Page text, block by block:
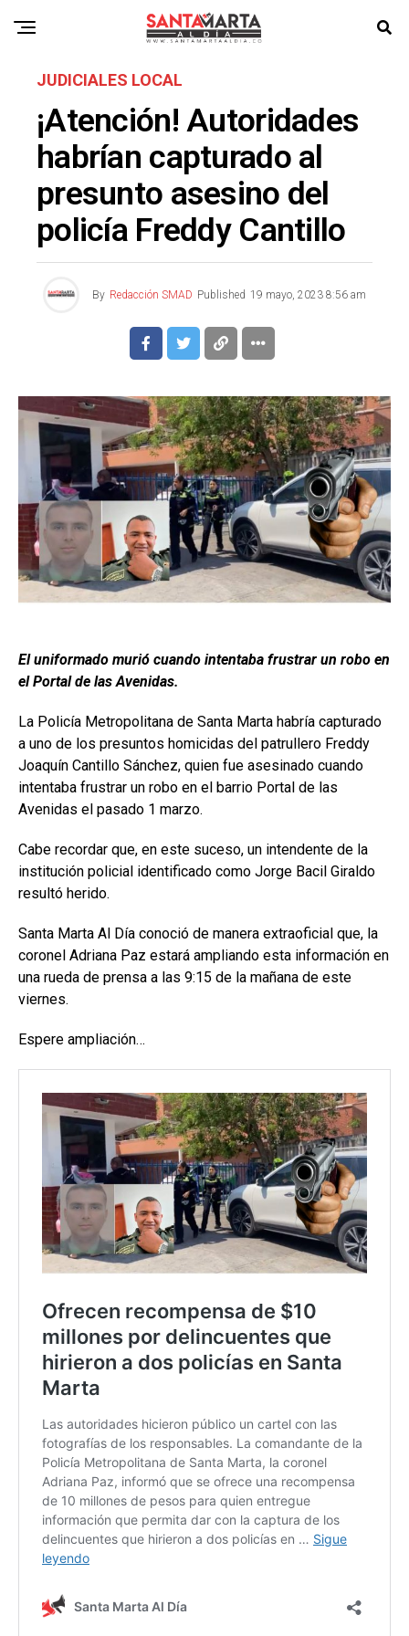
JUDICIALES LOCAL
¡Atención! Autoridades
habrían capturado al
presunto asesino del
policía Freddy Cantillo
By Redacción SMAD Published 19 mayo, 2023 8:56 am
El uniformado murió cuando intentaba frustrar un robo en
el Portal de las Avenidas.
La Policía Metropolitana de Santa Marta habría capturado
a uno de los presuntos homicidas del patrullero Freddy
Joaquín Cantillo Sánchez, quien fue asesinado cuando
intentaba frustrar un robo en el barrio Portal de las
Avenidas el pasado 1 marzo.
Cabe recordar que, en este suceso, un intendente de la
institución policial identificado como Jorge Bacil Giraldo
resultó herido.
Santa Marta Al Día conoció de manera extraoficial que, la
coronel Adriana Paz estará ampliando esta información en
una rueda de prensa a las 9:15 de la mañana de este
viernes.
Espere ampliación…